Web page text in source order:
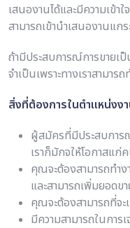
เสนองานได้และมีความเข้า
สามารถเข้านำเสนองานแก
ถ้ามีประสบการณ์การขายเ
จำเป็นเพราะทางเราสามา
สิ่งที่ต้องการในตำแหน่งง
ผู้สมัครที่มีประสบการ
เราก็มักจให้โอกาสแก่
คุณจะต้องสามารถทำง
และสามารถเพิ่มยอดข
คุณจะต้องสามารถที่จ
มีความสามารถในการ